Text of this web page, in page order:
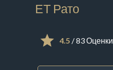
ЕТ Рато
4.5 / 83 Оценки